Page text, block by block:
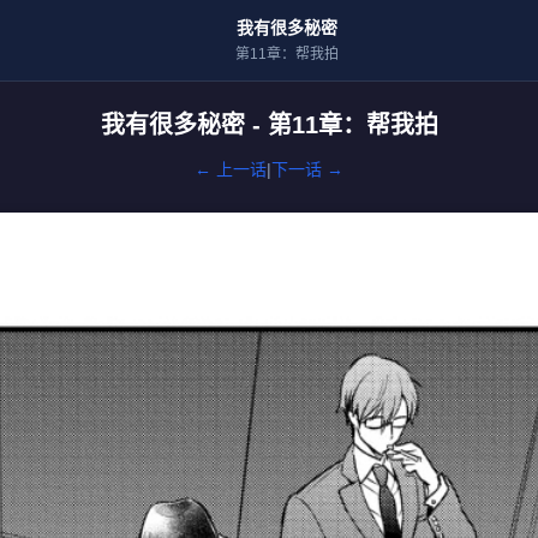
我有很多秘密
第11章：帮我拍
我有很多秘密 - 第11章：帮我拍
← 上一话|下一话 →